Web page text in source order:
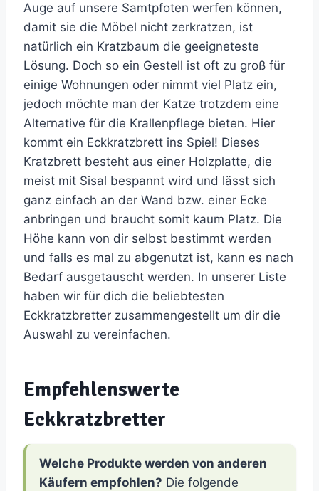
Auge auf unsere Samtpfoten werfen können,
damit sie die Möbel nicht zerkratzen, ist
natürlich ein Kratzbaum die geeigneteste
Lösung. Doch so ein Gestell ist oft zu groß für
einige Wohnungen oder nimmt viel Platz ein,
jedoch möchte man der Katze trotzdem eine
Alternative für die Krallenpflege bieten. Hier
kommt ein Eckkratzbrett ins Spiel! Dieses
Kratzbrett besteht aus einer Holzplatte, die
meist mit Sisal bespannt wird und lässt sich
ganz einfach an der Wand bzw. einer Ecke
anbringen und braucht somit kaum Platz. Die
Höhe kann von dir selbst bestimmt werden
und falls es mal zu abgenutzt ist, kann es nach
Bedarf ausgetauscht werden. In unserer Liste
haben wir für dich die beliebtesten
Eckkratzbretter zusammengestellt um dir die
Auswahl zu vereinfachen.
Empfehlenswerte
Eckkratzbretter
Welche Produkte werden von anderen
Käufern empfohlen? Die folgende